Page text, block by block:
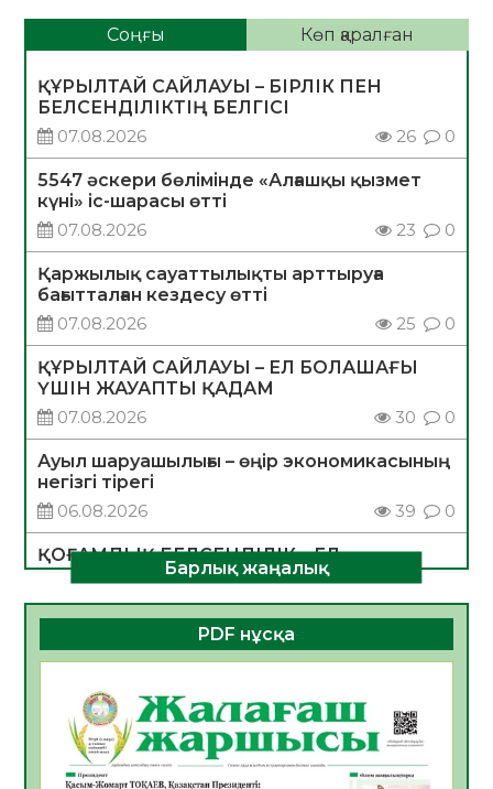
Соңғы Көп қаралған
ҚҰРЫЛТАЙ САЙЛАУЫ – БІРЛІК ПЕН
БЕЛСЕНДІЛІКТІҢ БЕЛГІСІ
07.08.2026
26 0
5547 әскери бөлімінде «Алғашқы қызмет
күні» іс-шарасы өтті
07.08.2026
23 0
Қаржылық сауаттылықты арттыруға
бағытталған кездесу өтті
07.08.2026
25 0
ҚҰРЫЛТАЙ САЙЛАУЫ – ЕЛ БОЛАШАҒЫ
ҮШІН ЖАУАПТЫ ҚАДАМ
07.08.2026
30 0
Ауыл шаруашылығы – өңір экономикасының
негізгі тірегі
06.08.2026
39 0
ҚОҒАМДЫҚ БЕЛСЕНДІЛІК – ЕЛ
ДАМУЫНЫҢ НЕГІЗІ
06.08.2026
36 0
ҚҰРЫЛТАЙ САЙЛАУЫ – БОЛАШАҚҚА
06.08.2026
Инфекциялық ауруларға қарсы иммундау
жұмыстарының тиімділігі
Барлық жаңалық
PDF нұсқа